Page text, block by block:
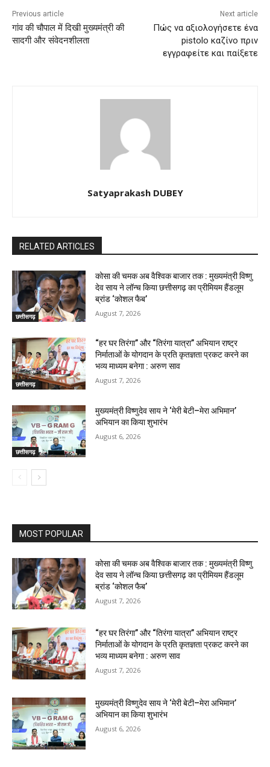
Previous article
गांव की चौपाल में दिखी मुख्यमंत्री की
सादगी और संवेदनशीलता
Next article
Πώς να αξιολογήσετε ένα
pistolo καζίνο πριν
εγγραφείτε και παίξετε
Satyaprakash DUBEY
RELATED ARTICLES
छत्तीसगढ़
कोसा की चमक अब वैश्विक बाजार तक : मुख्यमंत्री विष्णु
देव साय ने लॉन्च किया छत्तीसगढ़ का प्रीमियम हैंडलूम
ब्रांड ‘कोशल फैब’
August 7, 2026
छत्तीसगढ़
“हर घर तिरंगा” और “तिरंगा यात्रा” अभियान राष्ट्र
निर्माताओं के योगदान के प्रति कृतज्ञता प्रकट करने का
भव्य माध्यम बनेगा : अरुण साव
August 7, 2026
छत्तीसगढ़
मुख्यमंत्री विष्णुदेव साय ने ‘मेरी बेटी–मेरा अभिमान’
अभियान का किया शुभारंभ
August 6, 2026
MOST POPULAR
कोसा की चमक अब वैश्विक बाजार तक : मुख्यमंत्री विष्णु
देव साय ने लॉन्च किया छत्तीसगढ़ का प्रीमियम हैंडलूम
ब्रांड ‘कोशल फैब’
August 7, 2026
“हर घर तिरंगा” और “तिरंगा यात्रा” अभियान राष्ट्र
निर्माताओं के योगदान के प्रति कृतज्ञता प्रकट करने का
भव्य माध्यम बनेगा : अरुण साव
August 7, 2026
मुख्यमंत्री विष्णुदेव साय ने ‘मेरी बेटी–मेरा अभिमान’
अभियान का किया शुभारंभ
August 6, 2026